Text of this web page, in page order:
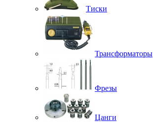
Тиски
Трансформаторы
Фрезы
Цанги